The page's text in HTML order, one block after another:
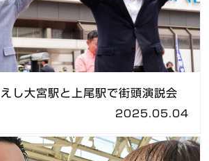
し大宮駅と上尾駅で街頭演説会
2025.05.04